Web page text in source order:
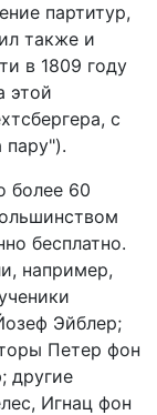
партитур,
также и
в 1809 году
этой
с
пару").
более 60
бесплатно.
например,
Эйблер;
Петер фон
другие
Игнац фон